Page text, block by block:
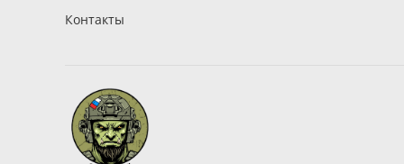
Контакты